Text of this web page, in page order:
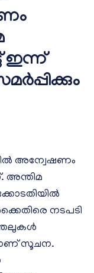
ഇന്ന്
അന്വേഷണം
അന്തിമ
നടപടി
സൂചന.